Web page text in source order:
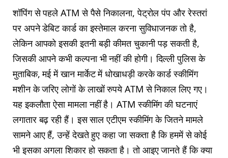
शॉपिंग से पहले ATM से पैसे निकालना, पेट्रोल पंप और रेस्तरां
पर अपने डेबिट कार्ड का इस्तेमाल करना सुविधाजनक तो है,
लेकिन आपको इसकी इतनी बड़ी कीमत चुकानी पड़ सकती है,
जिसकी आपने कभी कल्पना भी नहीं की होगी। दिल्ली पुलिस के
मुताबिक, मई में खान मार्केट में धोखाधड़ी करके कार्ड स्कीमिंग
मशीन के जरिए लोगों के लाखों रुपये ATM से निकाल लिए गए।
यह इकलौता ऐसा मामला नहीं है। ATM स्कीमिंग की घटनाएं
लगातार बढ़ रही हैं। इस साल एटीएम स्कीमिंग के जितने मामले
सामने आए हैं, उन्हें देखते हुए कहा जा सकता है कि हममें से कोई
भी इसका अगला शिकार हो सकता है। तो आइए जानते हैं कि क्या